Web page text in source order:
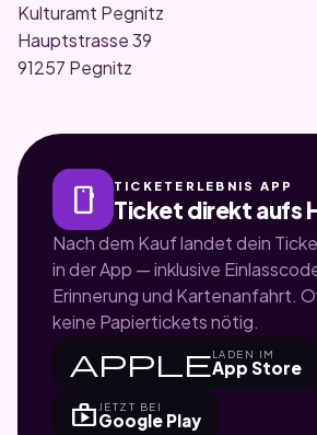
Kulturamt Pegnitz
Hauptstrasse 39
91257 Pegnitz
smartphone TICKETERLEBNIS APP
Ticket direkt aufs
Nach dem Kauf landet dein
in der App — inklusive
Erinnerung und Kartenanfahrt.
keine Papiertickets nötig.
appleLADEN IM
App Store
shopJETZT BEI
Google Play